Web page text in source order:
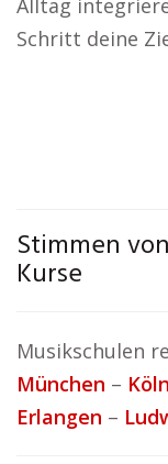
Alltag
Schritt deine
Stimmen
Kurse
Musikschulen
München – Köln
Erlangen –